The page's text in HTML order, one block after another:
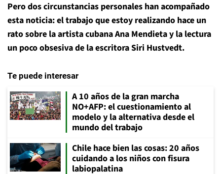
Pero dos circunstancias personales han acompañado
esta noticia: el trabajo que estoy realizando hace un
rato sobre la artista cubana Ana Mendieta y la lectura
un poco obsesiva de la escritora Siri Hustvedt.
Te puede interesar
A 10 años de la gran marcha
NO+AFP: el cuestionamiento al
modelo y la alternativa desde el
mundo del trabajo
Chile hace bien las cosas: 20 años
cuidando a los niños con fisura
labiopalatina